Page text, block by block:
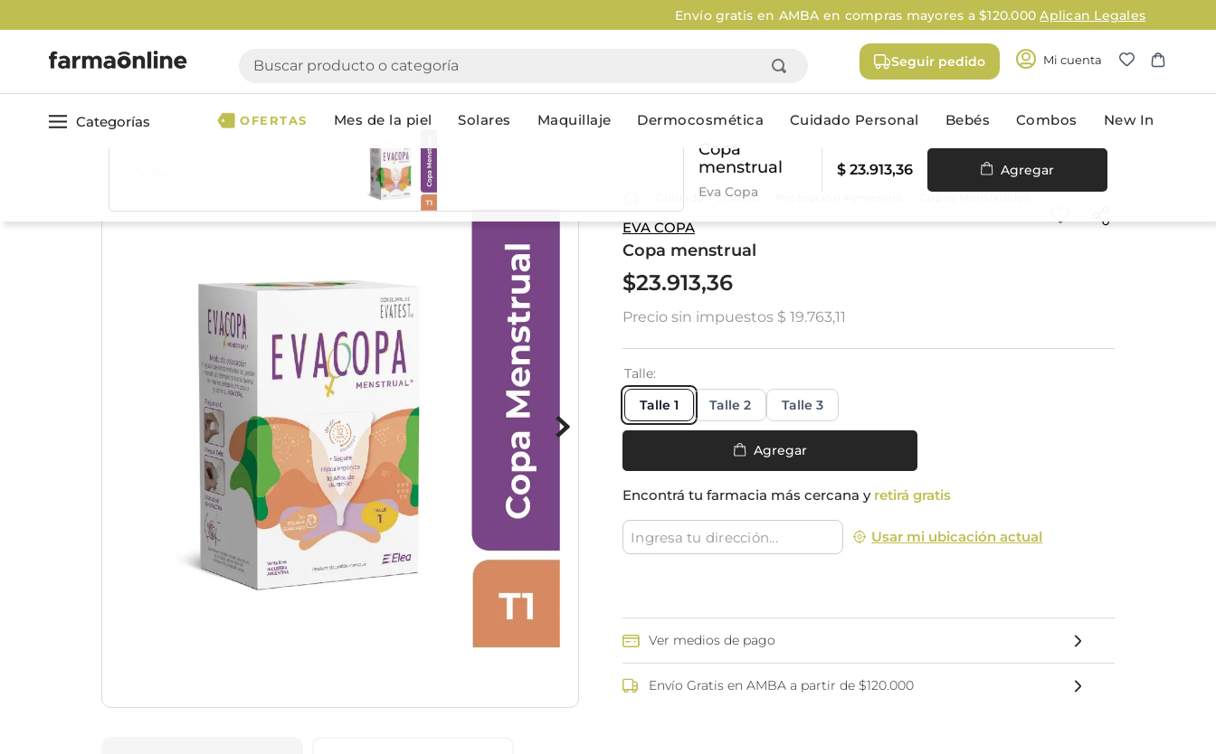
Envío gratis en AMBA en compras mayores a $120.000 Aplican Legales
Buscar producto o categoría Seguir pedido Mi cuenta
Categorías
Dermocosmética
Cuidado Personal
Cuidado del Cabello
Tinturas & coloración
Tratamientos capilares
Cuidado de la piel
Solares
Corporales
Faciales
Limpieza
Serums & boosters faciales
Contorno de ojos
Repelentes
Higiene Corporal
Desodorantes y antitranspirantes
Afeitado
Productos para depilación
Higiene oral
Protección Femenina
Cuidado intimo
Protectores diarios
Copas menstruales
Tampones
Toallas con y sin alas
Protectores mamarios
Talcos & polvos pédicos
Aerosoles pédicos
Polvos pédicos
Talcos corporales
Espacio consciente
OFERTAS Mes de la piel Solares Maquillaje Dermocosmética Cuidado Personal Bebés Combos New In
Copa
menstrual
Eva Copa
$ 23.913,36 Agregar
Cuidado Personal
EVA COPA
Copa menstrual
$23.913,36
Precio sin impuestos $ 19.763,11
Talle
Talle 1
Talle 2 Talle 3
Agregar
Encontrá tu farmacia más cercana y retirá gratis
Usar mi ubicación actual
Ver medios de pago
Envío Gratis en AMBA a partir de $120.000